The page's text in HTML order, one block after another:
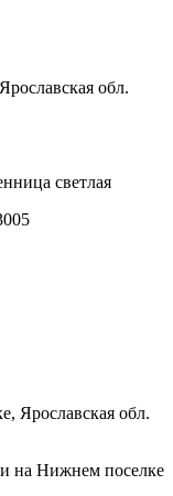
обл.
светлая
Ярославская обл.
на Нижнем поселке